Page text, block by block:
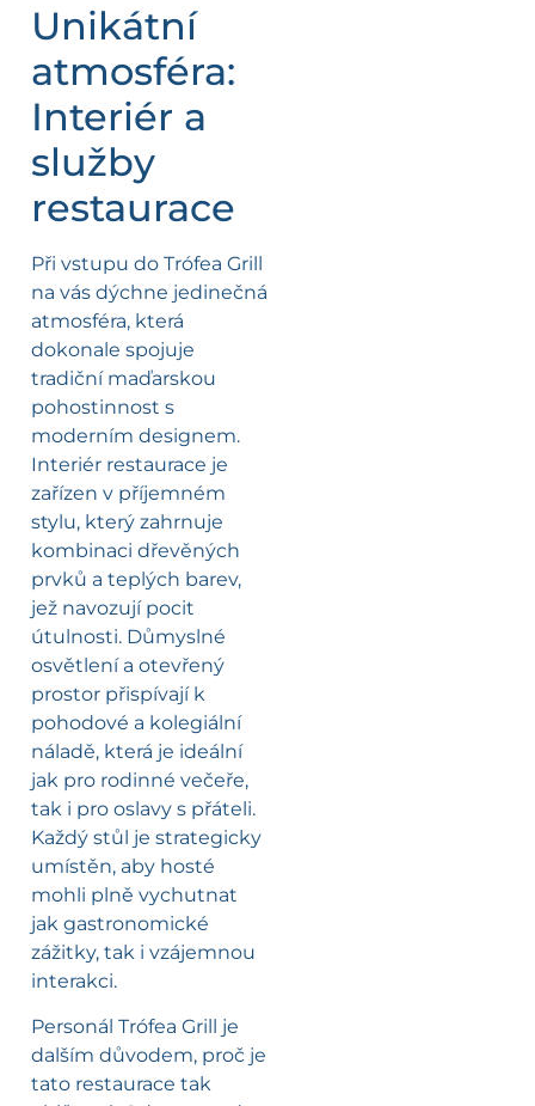
Unikátní
atmosféra:
Interiér a
služby
restaurace
Při vstupu do Trófea Grill
na vás dýchne jedinečná
atmosféra, která
dokonale spojuje
tradiční maďarskou
pohostinnost s
moderním designem.
Interiér restaurace je
zařízen v příjemném
stylu, který zahrnuje
kombinaci dřevěných
prvků a teplých barev,
jež navozují pocit
útulnosti. Důmyslné
osvětlení a otevřený
prostor přispívají k
pohodové a kolegiální
náladě, která je ideální
jak pro rodinné večeře,
tak i pro oslavy s přáteli.
Každý stůl je strategicky
umístěn, aby hosté
mohli plně vychutnat
jak gastronomické
zážitky, tak i vzájemnou
interakci.
Personál Trófea Grill je
dalším důvodem, proč je
tato restaurace tak